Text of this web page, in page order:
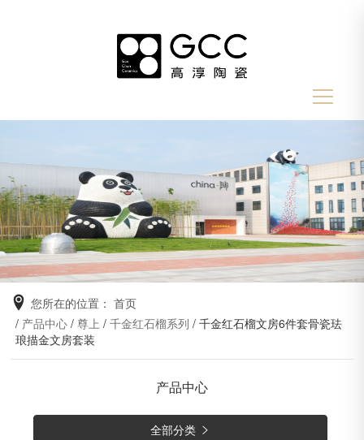
您所在的位置： 首页
/ 产品中心 /尊上 /千金红石榴系列 / 千金红石榴文房6件套骨瓷珐
琅描金文房套装
产品中心
全部分类 